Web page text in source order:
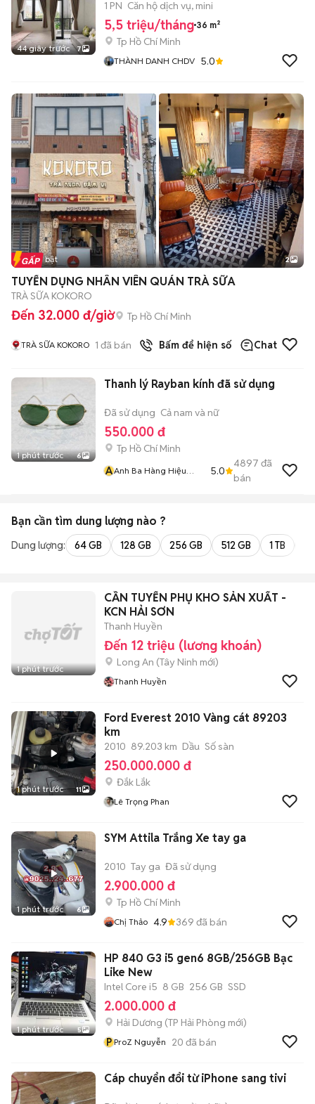
44 giây trước 7
SƠN NHẤT🌈
1 PN Căn hộ dịch vụ, mini
5,5 triệu/tháng 36 m²
Tp Hồ Chí Minh
THÀNH DANH CHDV 5.0
Tin nổi bật 2
TUYỂN DỤNG NHÂN VIÊN QUÁN TRÀ SỮA
TRÀ SỮA KOKORO
Đến 32.000 đ/giờ Tp Hồ Chí Minh
TRÀ SỮA KOKORO 1 đã bán Bấm để hiện số Chat
1 phút trước 6
Thanh lý Rayban kính đã sử dụng
Đã sử dụng Cả nam và nữ
550.000 đ
Tp Hồ Chí Minh
AAnh Ba Hàng Hiệu
5.0
4897 đã
bán
Bạn cần tìm dung lượng nào ?
Dung lượng: 64 GB 128 GB 256 GB 512 GB 1 TB
1 phút trước
CẦN TUYỂN PHỤ KHO SẢN XUẤT -
KCN HẢI SƠN
Thanh Huyền
Đến 12 triệu (lương khoán)
Long An (Tây Ninh mới)
Thanh Huyền
1 phút trước 11
Ford Everest 2010 Vàng cát 89203
km
2010 89.203 km Dầu Số sàn
250.000.000 đ
Đắk Lắk
Lê Trọng Phan
1 phút trước 6
SYM Attila Trắng Xe tay ga
2010 Tay ga Đã sử dụng
2.900.000 đ
Tp Hồ Chí Minh
Chị Thảo 4.9 369 đã bán
1 phút trước 5
HP 840 G3 i5 gen6 8GB/256GB Bạc
Like New
Intel Core i5 8 GB 256 GB SSD
2.000.000 đ
Hải Dương (TP Hải Phòng mới)
P ProZ Nguyễn 20 đã bán
Cáp chuyển đổi từ iPhone sang tivi